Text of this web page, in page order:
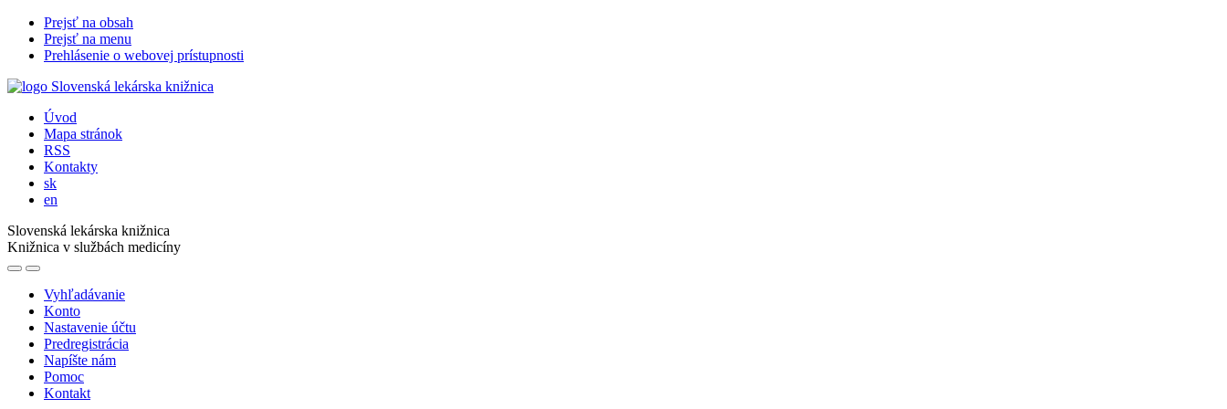
Prejsť na obsah
Prejsť na menu
Prehlásenie o webovej prístupnosti
Úvod
Mapa stránok
RSS
Kontakty
sk
en
Slovenská lekárska knižnica
Knižnica v službách medicíny
Vyhľadávanie
Konto
Nastavenie účtu
Predregistrácia
Napíšte nám
Pomoc
Kontakt